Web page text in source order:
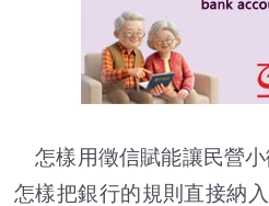
怎樣用徵信賦能讓民營小
怎樣把銀行的規則直接納